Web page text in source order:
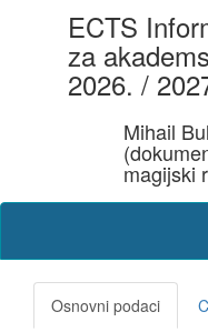
ECTS
za
2026. /
Mihail
magijski
Osnovni podaci